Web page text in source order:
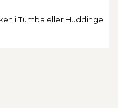
i Tumba eller Huddinge